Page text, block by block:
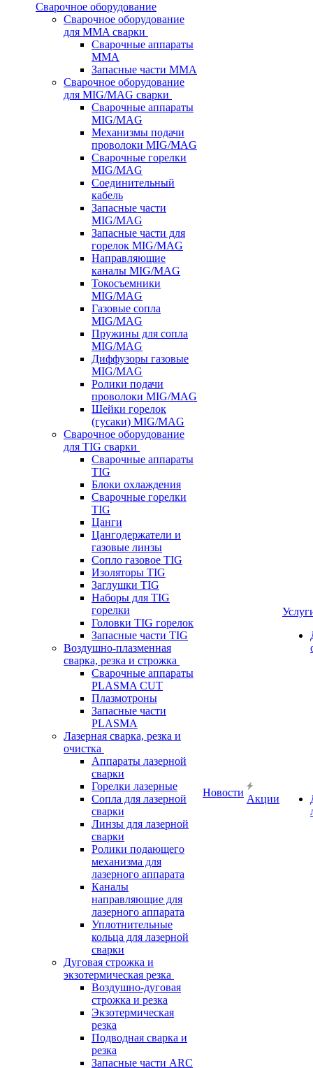
Сварочное оборудование
Сварочное оборудование
для MMA сварки
Сварочные аппараты
MMA
Запасные части MMA
Сварочное оборудование
для MIG/MAG сварки
Сварочные аппараты
MIG/MAG
Механизмы подачи
проволоки MIG/MAG
Сварочные горелки
MIG/MAG
Соединительный
кабель
Запасные части
MIG/MAG
Запасные части для
горелок MIG/MAG
Направляющие
каналы MIG/MAG
Токосъемники
MIG/MAG
Газовые сопла
MIG/MAG
Пружины для сопла
MIG/MAG
Диффузоры газовые
MIG/MAG
Ролики подачи
проволоки MIG/MAG
Шейки горелок
(гусаки) MIG/MAG
Сварочное оборудование
для TIG сварки
Сварочные аппараты
TIG
Блоки охлаждения
Сварочные горелки
TIG
Цанги
Цангодержатели и
газовые линзы
Сопло газовое TIG
Изоляторы TIG
Заглушки TIG
Наборы для TIG
горелки
Головки TIG горелок
Запасные части TIG
Воздушно-плазменная
сварка, резка и строжка
Сварочные аппараты
PLASMA CUT
Плазмотроны
Запасные части
PLASMA
Лазерная сварка, резка и
очистка
Аппараты лазерной
сварки
Горелки лазерные
Сопла для лазерной
сварки
Линзы для лазерной
сварки
Ролики подающего
механизма для
лазерного аппарата
Каналы
направляющие для
лазерного аппарата
Уплотнительные
кольца для лазерной
сварки
Дуговая строжка и
экзотермическая резка
Воздушно-дуговая
строжка и резка
Экзотермическая
резка
Подводная сварка и
резка
Запасные части ARC
Новости
Акции